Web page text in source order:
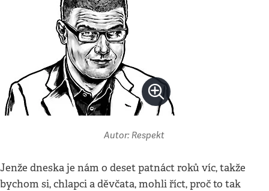
Autor: Respekt
Jenže dneska je nám o deset patnáct roků víc, takže
bychom si, chlapci a děvčata, mohli říct, proč to tak